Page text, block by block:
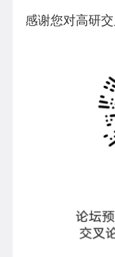
感谢您对高研交